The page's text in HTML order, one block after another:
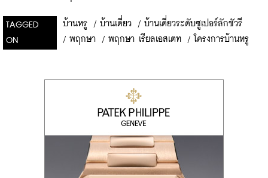
TAGGED
ON
บ้านหรู / บ้านเดี่ยว / บ้านเดี่ยวระดับซูเปอร์ลักชัวรี
/ พฤกษา / พฤกษา เรียลเอสเตท / โครงการบ้านหรู